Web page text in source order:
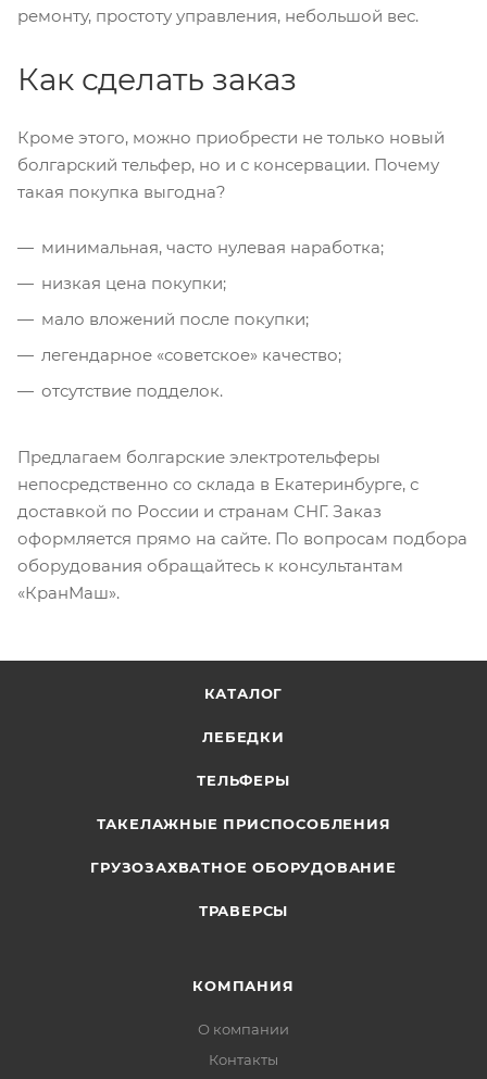
ремонту, простоту управления, небольшой вес.
Как сделать заказ
Кроме этого, можно приобрести не только новый
болгарский тельфер, но и с консервации. Почему
такая покупка выгодна?
минимальная, часто нулевая наработка;
низкая цена покупки;
мало вложений после покупки;
легендарное «советское» качество;
отсутствие подделок.
Предлагаем болгарские электротельферы
непосредственно со склада в Екатеринбурге, с
доставкой по России и странам СНГ. Заказ
оформляется прямо на сайте. По вопросам подбора
оборудования обращайтесь к консультантам
«КранМаш».
КАТАЛОГ
ЛЕБЕДКИ
ТЕЛЬФЕРЫ
ТАКЕЛАЖНЫЕ ПРИСПОСОБЛЕНИЯ
ГРУЗОЗАХВАТНОЕ ОБОРУДОВАНИЕ
ТРАВЕРСЫ
КОМПАНИЯ
О компании
Контакты